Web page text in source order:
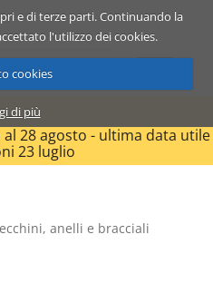
e di terze parti. Continuando la
l'utilizzo dei cookies.
cookies
di più
ITA
28 agosto - ultima data utile
23 luglio
anelli e bracciali